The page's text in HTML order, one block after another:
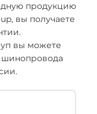
продукцию
вы получаете
вы можете
шинопровода